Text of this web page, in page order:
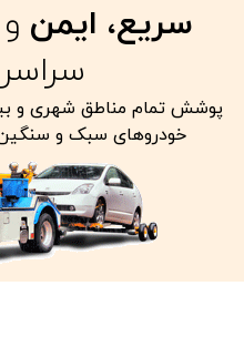
سریع، ایمن و
پوشش تمام مناطق شهری و
خودروهای سبک و